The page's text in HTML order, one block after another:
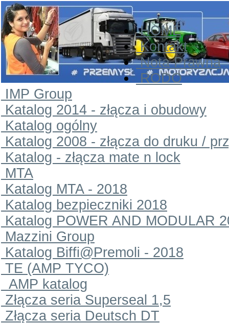
HOME
Kontakt
Nota Prawna
RODO
IMP Group
Katalog 2014 - złącza i obudowy
Katalog ogólny
Katalog 2008 - złącza do druku /
Katalog - złącza mate n lock
MTA
Katalog MTA - 2018
Katalog bezpieczniki 2018
Katalog POWER AND MODULAR
Mazzini Group
Katalog Biffi@Premoli - 2018
TE (AMP TYCO)
AMP katalog
Złącza seria Superseal 1,5
Złącza seria Deutsch DT